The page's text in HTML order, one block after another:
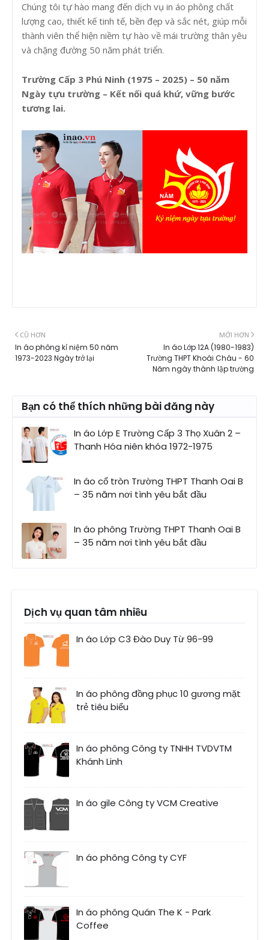
Chúng tôi tự hào mang đến dịch vụ in áo phông chất
lượng cao, thiết kế tinh tế, bền đẹp và sắc nét, giúp mỗi
thành viên thể hiện niềm tự hào về mái trường thân yêu
và chặng đường 50 năm phát triển.
Trường Cấp 3 Phú Ninh (1975 – 2025) – 50 năm
Ngày tựu trường – Kết nối quá khứ, vững bước
tương lai.
MỚI HƠN
In áo Lớp 12A (1980-1983)
Trường THPT Khoái Châu - 60
Năm ngày thành lập trường
CŨ HƠN
In áo phông kỉ niệm 50 năm
1973-2023 Ngày trở lại
Bạn có thể thích những bài đăng này
In áo Lớp E Trường Cấp 3 Thọ Xuân 2 –
Thanh Hóa niên khóa 1972-1975
In áo cổ tròn Trường THPT Thanh Oai B
– 35 năm nơi tình yêu bắt đầu
In áo phông Trường THPT Thanh Oai B
– 35 năm nơi tình yêu bắt đầu
Dịch vụ quan tâm nhiều
In áo Lớp C3 Đào Duy Từ 96-99
In áo phông đồng phục 10 gương mặt
trẻ tiêu biểu
In áo phông Công ty TNHH TVDVTM
Khánh Linh
In áo gile Công ty VCM Creative
In áo phông Công ty CYF
In áo phông Quán The K - Park
Coffee